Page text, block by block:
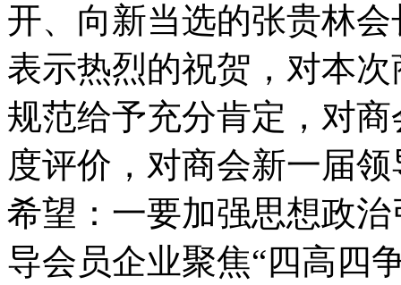
开、向新当选的张贵林
表示热烈的祝贺，对本
规范给予充分肯定，对
度评价，对商会新一届
希望：一要加强思想政
导会员企业聚焦“四高四